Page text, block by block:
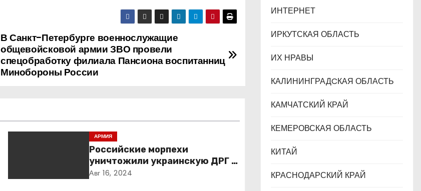
В Санкт-Петербурге военнослужащие
общевойсковой армии ЗВО провели
спецобработку филиала Пансиона воспитанниц
Минобороны России
АРМИЯ
Российские морпехи
уничтожили украинскую ДРГ в
Курской области
Авг 16, 2024
ИНТЕРНЕТ
ИРКУТСКАЯ ОБЛАСТЬ
ИХ НРАВЫ
КАЛИНИНГРАДCКАЯ ОБЛАСТЬ
КАМЧАТСКИЙ КРАЙ
КЕМЕРОВСКАЯ ОБЛАСТЬ
КИТАЙ
КРАСНОДАРСКИЙ КРАЙ